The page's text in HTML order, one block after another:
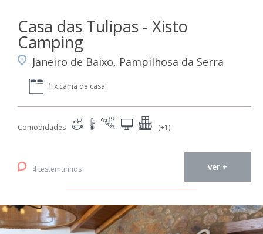
Casa das Tulipas - Xisto
Camping
Janeiro de Baixo, Pampilhosa da Serra
1 x cama de casal
Comodidades (+1)
4 testemunhos ver +